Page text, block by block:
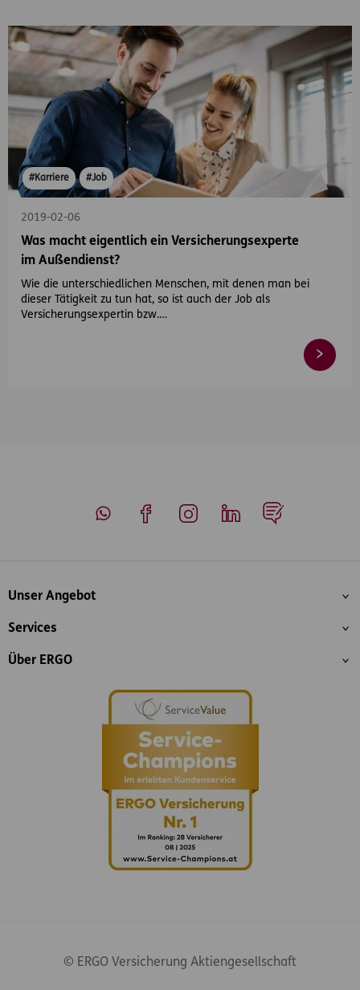
#Karriere #Job
2019-02-06
Was macht eigentlich ein Versicherungsexperte
im Außendienst?
Wie die unterschiedlichen Menschen, mit denen man bei
dieser Tätigkeit zu tun hat, so ist auch der Job als
Versicherungsexpertin bzw.…
Inhaltsübersicht
Unser Angebot
Services
Über ERGO
© ERGO Versicherung Aktiengesellschaft